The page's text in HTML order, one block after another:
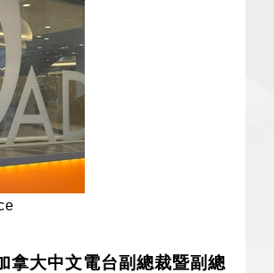
拿大中文電台副總裁暨副總